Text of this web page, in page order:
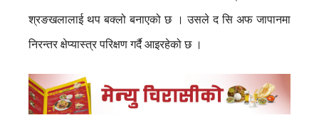
श्रङखलालाई थप बक्लो बनाएको छ । उसले द सि अफ जापानमा
निरन्तर क्षेप्यास्त्र परिक्षण गर्दै आइरहेको छ ।